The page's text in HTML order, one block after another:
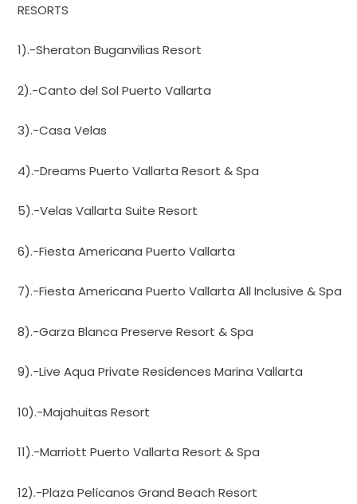
RESORTS
1).-Sheraton Buganvilias Resort
2).-Canto del Sol Puerto Vallarta
3).-Casa Velas
4).-Dreams Puerto Vallarta Resort & Spa
5).-Velas Vallarta Suite Resort
6).-Fiesta Americana Puerto Vallarta
7).-Fiesta Americana Puerto Vallarta All Inclusive & Spa
8).-Garza Blanca Preserve Resort & Spa
9).-Live Aqua Private Residences Marina Vallarta
10).-Majahuitas Resort
11).-Marriott Puerto Vallarta Resort & Spa
12).-Plaza Pelícanos Grand Beach Resort